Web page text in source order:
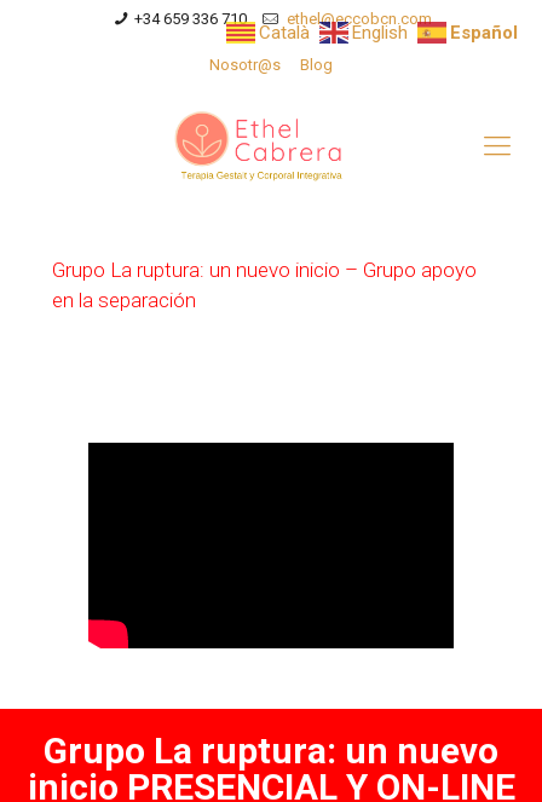
+34 659 336 710 ethel@eccobcn.com
Nosotr@s Blog
Grupo La ruptura: un nuevo inicio – Grupo apoyo
en la separación
Grupo La ruptura: un nuevo
inicio PRESENCIAL Y ON-LINE
Català English Español